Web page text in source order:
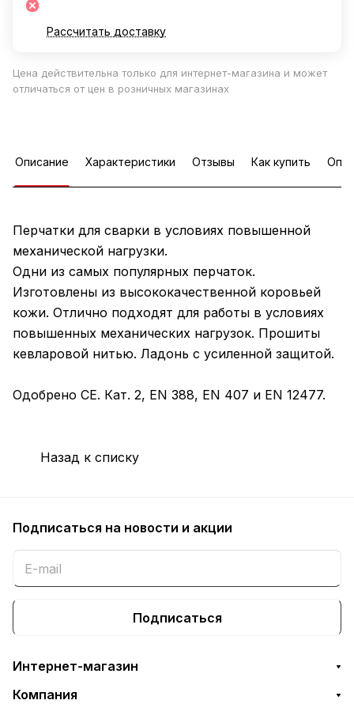
Рассчитать доставку
Цена действительна только для интернет-магазина и может
отличаться от цен в розничных магазинах
Описание Характеристики Отзывы Как купить
Перчатки для сварки в условиях повышенной
механической нагрузки.
Одни из самых популярных перчаток.
Изготовлены из высококачественной коровьей
кожи. Отлично подходят для работы в условиях
повышенных механических нагрузок. Прошиты
кевларовой нитью. Ладонь с усиленной защитой.
Одобрено CE. Кат. 2, EN 388, EN 407 и EN 12477.
Назад к списку
Подписаться на новости и акции
Подписаться
Интернет-магазин
Компания